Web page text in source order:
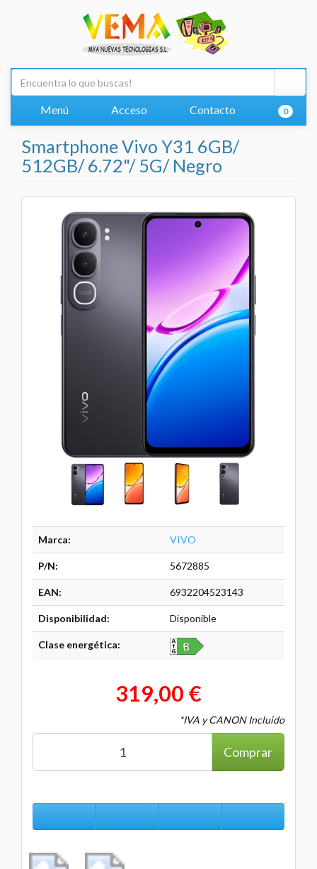
Menú Acceso Contacto 0
Smartphone Vivo Y31 6GB/
512GB/ 6.72"/ 5G/ Negro
Marca: VIVO
P/N: 5672885
EAN: 6932204523143
Disponibilidad: Disponible
Clase energética:
319,00 €
*IVA y CANON Incluido
Comprar